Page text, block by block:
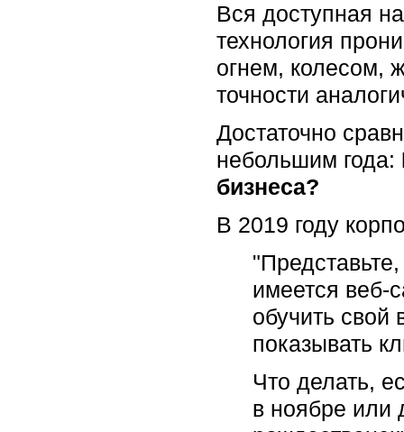
Вся доступная
технология
огнем, колесом,
точности
Достаточно
небольшим года:
бизнеса?
В 2019 году
имеется веб-
обучить свой
показывать
Что делать,
в ноябре или